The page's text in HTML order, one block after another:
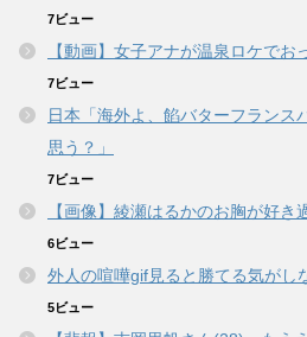
7ビュー
【動画】女子アナが温泉ロケでお
7ビュー
日本「海外よ、餡バターフランス
思う？」
7ビュー
【画像】綾瀬はるかのお胸が好き
6ビュー
外人の喧嘩gif見ると勝てる気がし
5ビュー